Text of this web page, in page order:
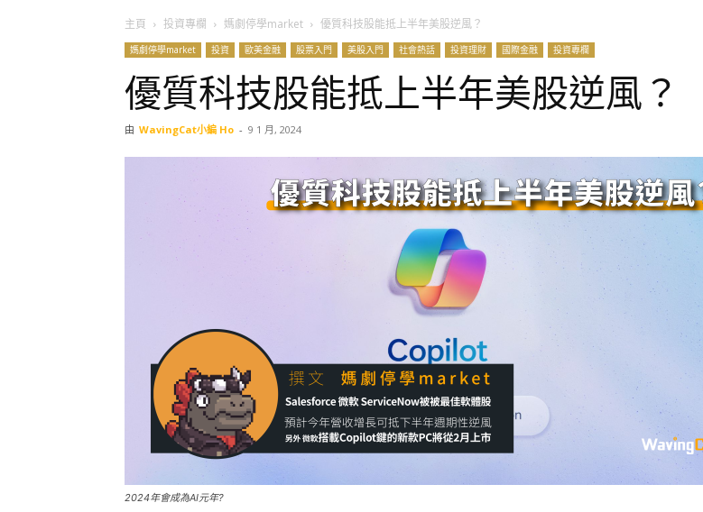
主頁 投資專欄 媽劇停學market 優質科技股能抵上半年美股逆風？
媽劇停學market 投資 歐美金融 股票入門 美股入門 社會熱話 投資理財 國際金融 投資專欄
優質科技股能抵上半年美股逆風？
由 WavingCat小編 Ho - 9 1 月, 2024
2024年會成為AI元年?